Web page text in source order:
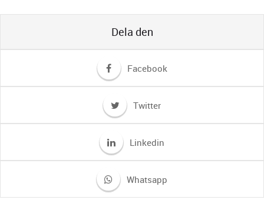
Dela den
Facebook
Twitter
Linkedin
Whatsapp